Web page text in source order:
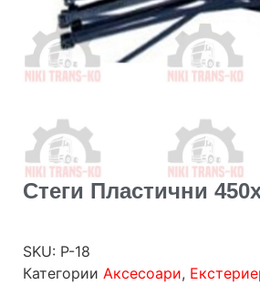
Стеги Пластични
SKU: P-18
Категории Аксесоари,